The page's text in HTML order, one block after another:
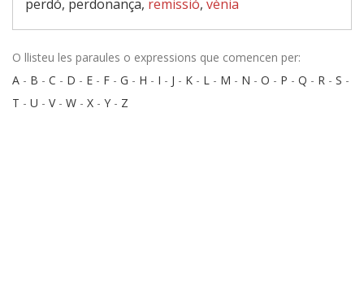
perdó, perdonança, remissió, vènia
O llisteu les paraules o expressions que comencen per:
A - B - C - D - E - F - G - H - I - J - K - L - M - N - O - P - Q - R - S -
T - U - V- W - X - Y - Z